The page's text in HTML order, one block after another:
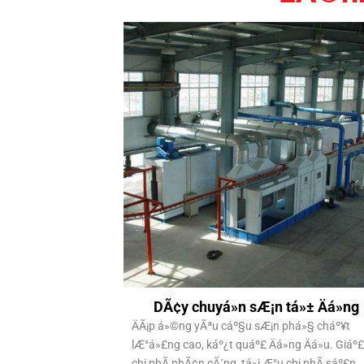
DÃ¢y chuyá»n sÆ¡n tá»± Äá»ng
ÄÃ¡p á»©ng yÃªu cáº§u sÆ¡n phá»§ cháº¥t
lÆ°á»£ng cao, káº¿t quáº£ Äá»ng Äá»u.